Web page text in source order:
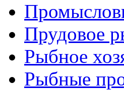
Прудовое
Рыбное
Рыбные